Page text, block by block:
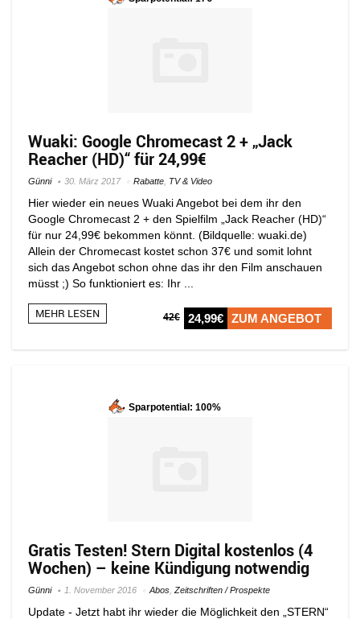
Wuaki: Google Chromecast 2 + „Jack
Reacher (HD)“ für 24,99€
Günni 30. März 2017 Rabatte TV & Video
Hier wieder ein neues Wuaki Angebot bei dem ihr den
Google Chromecast 2 + den Spielfilm „Jack Reacher (HD)“
für nur 24,99€ bekommen könnt. (Bildquelle: wuaki.de)
Allein der Chromecast kostet schon 37€ und somit lohnt
sich das Angebot schon ohne das ihr den Film anschauen
müsst ;) So funktioniert es: Ihr ...
MEHR LESEN 42€ 24,99€ ZUM ANGEBOT
Sparpotential: 100%
Gratis Testen! Stern Digital kostenlos (4
Wochen) – keine Kündigung notwendig
Günni 1. November 2016 Abos Zeitschriften / Prospekte
Update - Jetzt habt ihr wieder die Möglichkeit den „STERN“